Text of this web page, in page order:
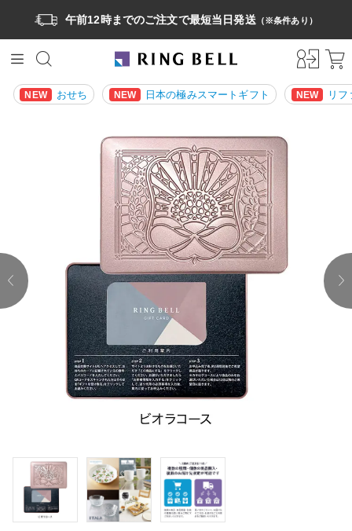
午前12時までのご注文で最短当日発送（※条件あり）
NEW おせち NEW 日本の極みスマートギフト NEW リ
prev